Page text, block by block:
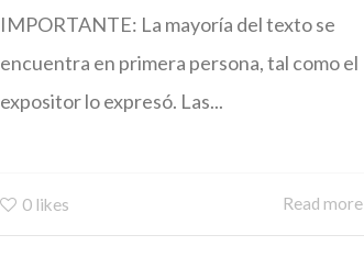
IMPORTANTE: La mayoría del texto se
encuentra en primera persona, tal como el
expositor lo expresó. Las...
0 likes Read more